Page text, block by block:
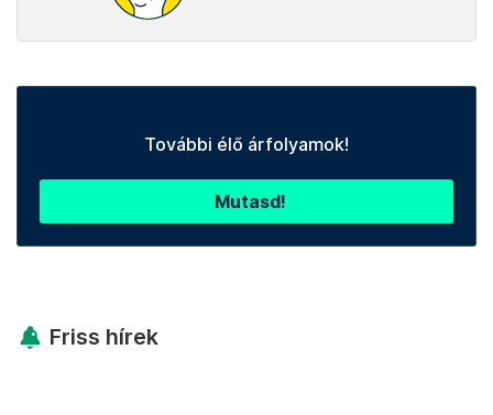
További élő árfolyamok!
Mutasd!
Friss hírek